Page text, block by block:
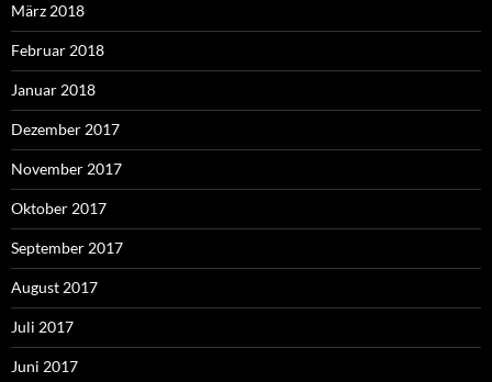
März 2018
Februar 2018
Januar 2018
Dezember 2017
November 2017
Oktober 2017
September 2017
August 2017
Juli 2017
Juni 2017